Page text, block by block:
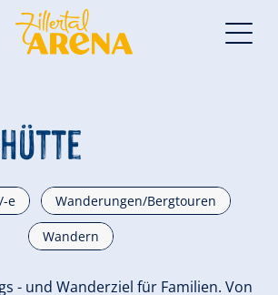
e Wanderungen/Bergtouren
Wandern
- und Wanderziel für Familien. Von